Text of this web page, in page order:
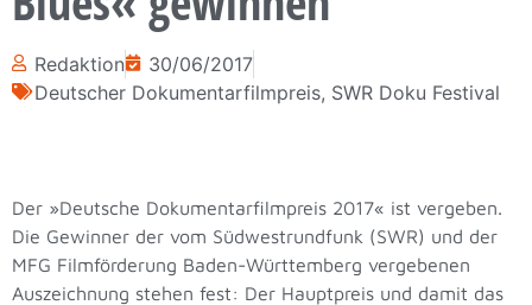
Redaktion
30/06/2017
Deutscher Dokumentarfilmpreis, SWR Doku Festival
Der »Deutsche Dokumentarfilmpreis 2017« ist vergeben.
Die Gewinner der vom Südwestrundfunk (SWR) und der
MFG Filmförderung Baden-Württemberg vergebenen
Auszeichnung stehen fest: Der Hauptpreis und damit das